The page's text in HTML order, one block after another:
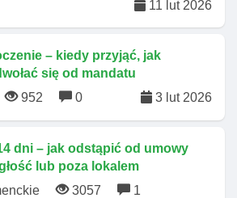
11 lut 2026
– kiedy przyjąć, jak
się od mandatu
952 0 3 lut 2026
dni – jak odstąpić od umowy
lub poza lokalem
3057
1